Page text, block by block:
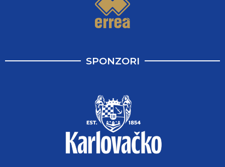
SPONZORI